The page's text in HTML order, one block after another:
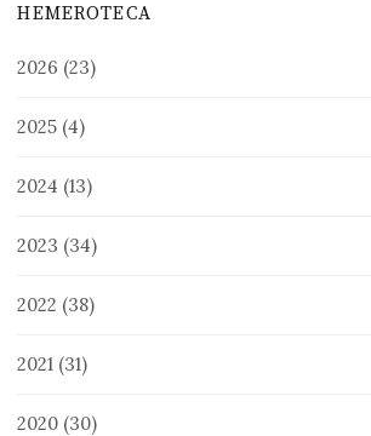
HEMEROTECA
2026 (23)
2025 (4)
2024 (13)
2023 (34)
2022 (38)
2021 (31)
2020 (30)